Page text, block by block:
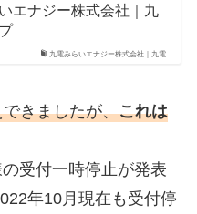
九電みらいエナジー株式会社｜九電…
エナジー株式会社｜九
きましたが、これは
の受付一時停止が発表
年10月現在も受付停